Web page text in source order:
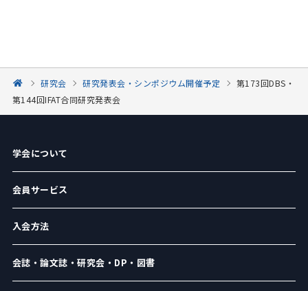
研究会 研究発表会・シンポジウム開催予定
第173回DBS・
第144回IFAT合同研究発表会
学会について
会員サービス
入会方法
会誌・論文誌・研究会・DP・図書